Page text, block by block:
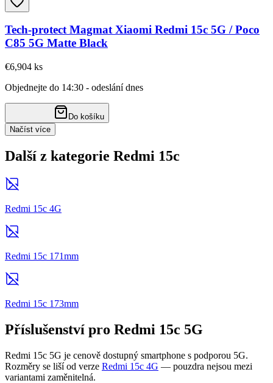
Tech-protect Magmat Xiaomi Redmi 15c 5G / Poco
C85 5G Matte Black
€6,904 ks
Objednejte do 14:30 - odeslání dnes
Do košíku
Načíst více
Další z kategorie Redmi 15c
Redmi 15c 4G
Redmi 15c 171mm
Redmi 15c 173mm
Příslušenství pro Redmi 15c 5G
Redmi 15c 5G je cenově dostupný smartphone s podporou 5G.
Rozměry se liší od verze Redmi 15c 4G — pouzdra nejsou mezi
variantami zaměnitelná.